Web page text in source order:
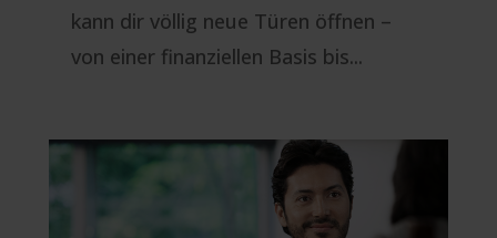
kann dir völlig neue Türen öffnen –
von einer finanziellen Basis bis...